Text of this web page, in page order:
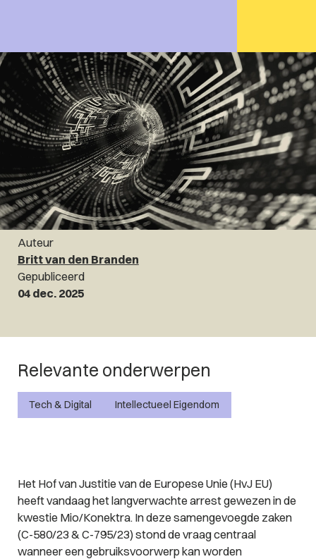
Auteur
Britt van den Branden
Gepubliceerd
04 dec. 2025
Relevante onderwerpen
Tech & Digital Intellectueel Eigendom
Het Hof van Justitie van de Europese Unie (HvJ EU)
heeft vandaag het langverwachte arrest gewezen in de
kwestie Mio/Konektra. In deze samengevoegde zaken
(C-580/23 & C-795/23) stond de vraag centraal
wanneer een gebruiksvoorwerp kan worden